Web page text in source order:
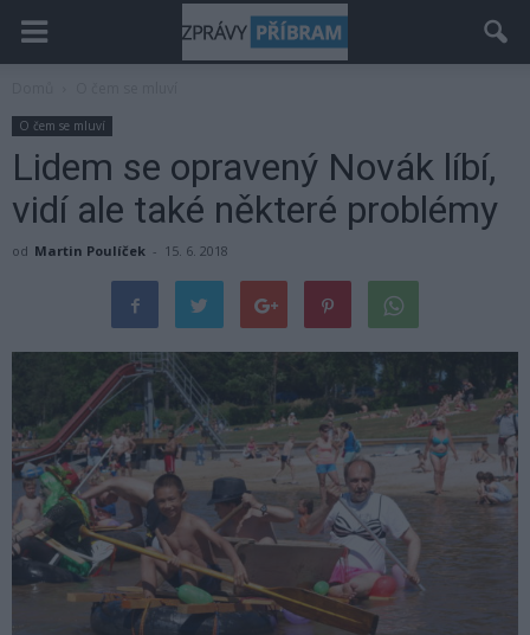
O čem se mluví
Lidem se opravený Novák líbí,
vidí ale také některé problémy
od Martin Poulíček - 15. 6. 2018